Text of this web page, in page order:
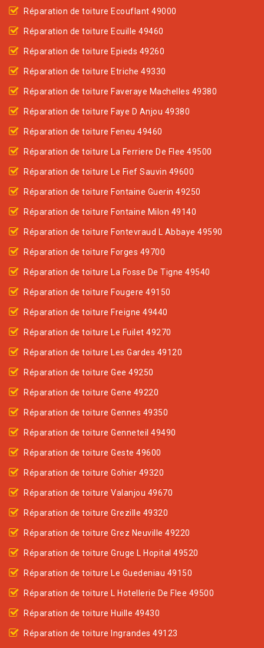
Réparation de toiture Ecouflant 49000
Réparation de toiture Ecuille 49460
Réparation de toiture Epieds 49260
Réparation de toiture Etriche 49330
Réparation de toiture Faveraye Machelles 49380
Réparation de toiture Faye D Anjou 49380
Réparation de toiture Feneu 49460
Réparation de toiture La Ferriere De Flee 49500
Réparation de toiture Le Fief Sauvin 49600
Réparation de toiture Fontaine Guerin 49250
Réparation de toiture Fontaine Milon 49140
Réparation de toiture Fontevraud L Abbaye 49590
Réparation de toiture Forges 49700
Réparation de toiture La Fosse De Tigne 49540
Réparation de toiture Fougere 49150
Réparation de toiture Freigne 49440
Réparation de toiture Le Fuilet 49270
Réparation de toiture Les Gardes 49120
Réparation de toiture Gee 49250
Réparation de toiture Gene 49220
Réparation de toiture Gennes 49350
Réparation de toiture Genneteil 49490
Réparation de toiture Geste 49600
Réparation de toiture Gohier 49320
Réparation de toiture Valanjou 49670
Réparation de toiture Grezille 49320
Réparation de toiture Grez Neuville 49220
Réparation de toiture Gruge L Hopital 49520
Réparation de toiture Le Guedeniau 49150
Réparation de toiture L Hotellerie De Flee 49500
Réparation de toiture Huille 49430
Réparation de toiture Ingrandes 49123